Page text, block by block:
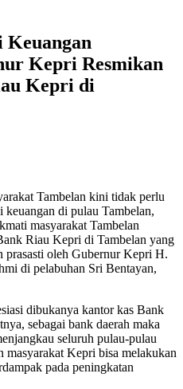
Keuangan
Kepri Resmikan
Kepri di
Tambelan kini tidak perlu
di pulau Tambelan,
masyarakat Tambelan
Riau Kepri di Tambelan yang
prasasti oleh Gubernur Kepri H.
di pelabuhan Sri Bentayan,
dibukanya kantor kas Bank
sebagai bank daerah maka
seluruh pulau-pulau
Kepri bisa melakukan
pada peningkatan